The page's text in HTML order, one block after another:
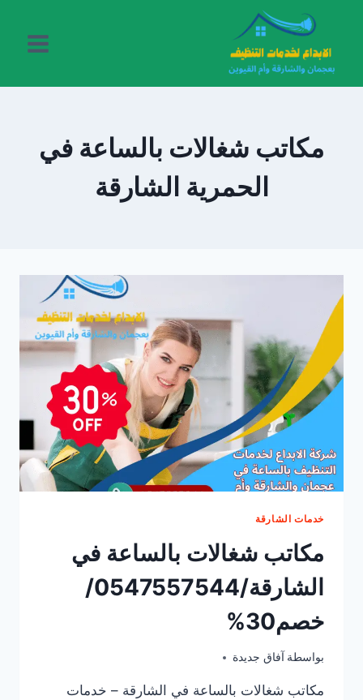
المحتوى
مكاتب شغالات بالساعة في
الحمرية الشارقة
خدمات الشارقة
مكاتب شغالات بالساعة في
الشارقة/0547557544/
خصم30%
بواسطة آفاق جديدة يونيو 10, 2025
مكاتب شغالات بالساعة في الشارقة – خدمات